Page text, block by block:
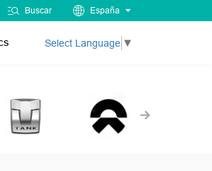
Buscar España
Select Language ▼